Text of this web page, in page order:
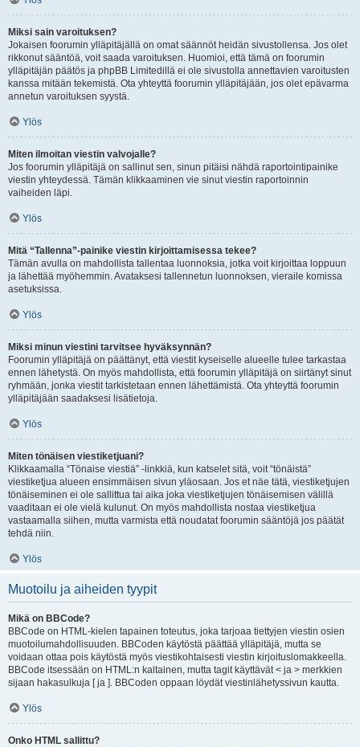
Miksi sain varoituksen?
Jokaisen foorumin ylläpitäjällä on omat säännöt heidän sivustollensa. Jos olet
rikkonut sääntöä, voit saada varoituksen. Huomioi, että tämä on foorumin
ylläpitäjän päätös ja phpBB Limitedillä ei ole sivustolla annettavien varoitusten
kanssa mitään tekemistä. Ota yhteyttä foorumin ylläpitäjään, jos olet epävarma
annetun varoituksen syystä.
Ylös
Miten ilmoitan viestin valvojalle?
Jos foorumin ylläpitäjä on sallinut sen, sinun pitäisi nähdä raportointipainike
viestin yhteydessä. Tämän klikkaaminen vie sinut viestin raportoinnin
vaiheiden läpi.
Ylös
Mitä “Tallenna”-painike viestin kirjoittamisessa tekee?
Tämän avulla on mahdollista tallentaa luonnoksia, jotka voit kirjoittaa loppuun
ja lähettää myöhemmin. Avataksesi tallennetun luonnoksen, vieraile komissa
asetuksissa.
Ylös
Miksi minun viestini tarvitsee hyväksynnän?
Foorumin ylläpitäjä on päättänyt, että viestit kyseiselle alueelle tulee tarkastaa
ennen lähetystä. On myös mahdollista, että foorumin ylläpitäjä on siirtänyt sinut
ryhmään, jonka viestit tarkistetaan ennen lähettämistä. Ota yhteyttä foorumin
ylläpitäjään saadaksesi lisätietoja.
Ylös
Miten tönäisen viestiketjuani?
Klikkaamalla “Tönaise viestiä” -linkkiä, kun katselet sitä, voit “tönäistä”
viestiketjua alueen ensimmäisen sivun yläosaan. Jos et näe tätä, viestiketjujen
tönäiseminen ei ole sallittua tai aika joka viestiketjujen tönäisemisen välillä
vaaditaan ei ole vielä kulunut. On myös mahdollista nostaa viestiketjua
vastaamalla siihen, mutta varmista että noudatat foorumin sääntöjä jos päätät
tehdä niin.
Ylös
Muotoilu ja aiheiden tyypit
Mikä on BBCode?
BBCode on HTML-kielen tapainen toteutus, joka tarjoaa tiettyjen viestin osien
muotoilumahdollisuuden. BBCoden käytöstä päättää ylläpitäjä, mutta se
voidaan ottaa pois käytöstä myös viestikohtaisesti viestin kirjoituslomakkeella.
BBCode itsessään on HTML:n kaltainen, mutta tagit käyttävät < ja > merkkien
sijaan hakasulkuja [ ja ]. BBCoden oppaan löydät viestinlähetyssivun kautta.
Ylös
Onko HTML sallittu?